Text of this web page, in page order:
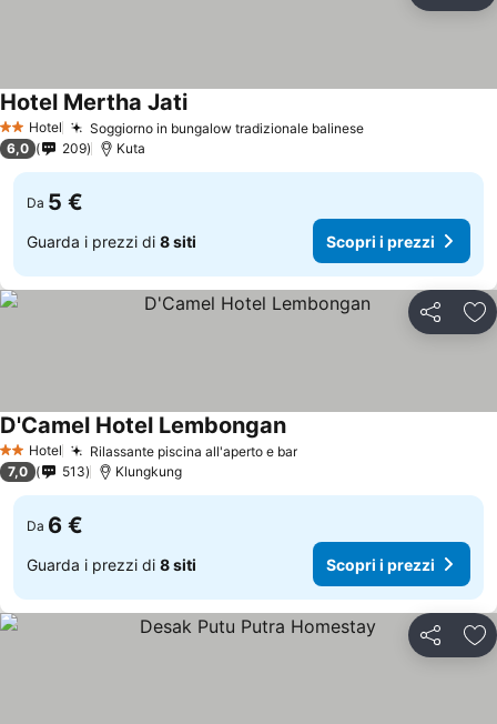
2 StelleHotel Soggiorno in bungalow tradizionale balineseScopri i prezzi
Hotel Mertha JatiScopri i prezzi
6,0 209 Kuta
Da 5 €
Guarda i prezzi di 8 siti Scopri i prezzi
Condividi
2 StelleHotel Rilassante piscina all'aperto e barScopri i prezzi
D'Camel Hotel LembonganScopri i prezzi
7,0 513 Klungkung
Da 6 €
Guarda i prezzi di 8 siti Scopri i prezzi
Condividi